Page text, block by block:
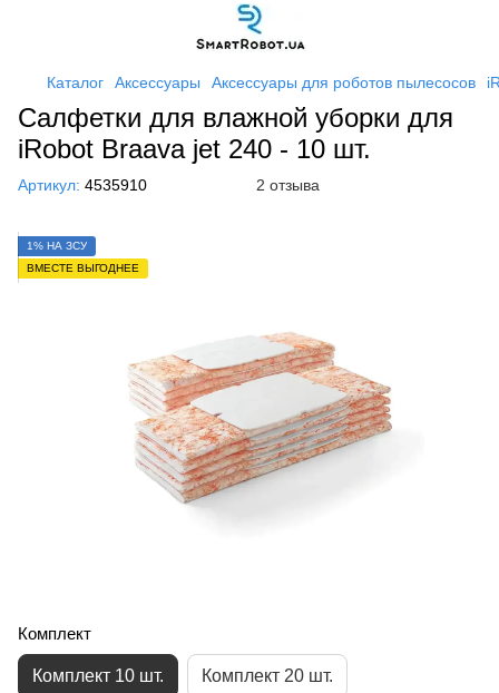
Каталог Аксессуары Аксессуары для роботов пылесосов
Салфетки для влажной уборки для
iRobot Braava jet 240 - 10 шт.
Артикул: 4535910 2 отзыва
1% НА ЗСУ
ВМЕСТЕ ВЫГОДНЕЕ
Комплект
Комплект 10 шт. Комплект 20 шт.